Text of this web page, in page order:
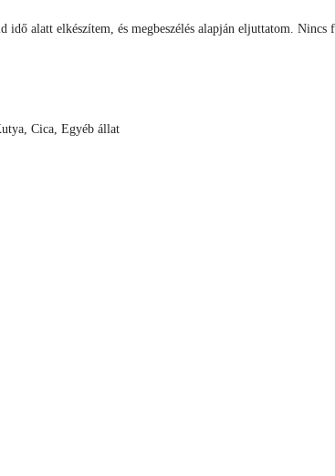
alatt elkészítem, és megbeszélés alapján eljuttatom.
Cica, Egyéb állat